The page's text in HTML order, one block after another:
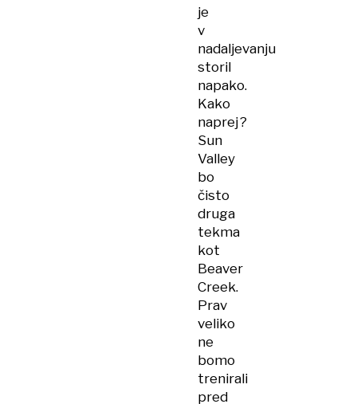
je
v
nadaljevanju
storil
napako.
Kako
naprej?
Sun
Valley
bo
čisto
druga
tekma
kot
Beaver
Creek.
Prav
veliko
ne
bomo
trenirali
pred